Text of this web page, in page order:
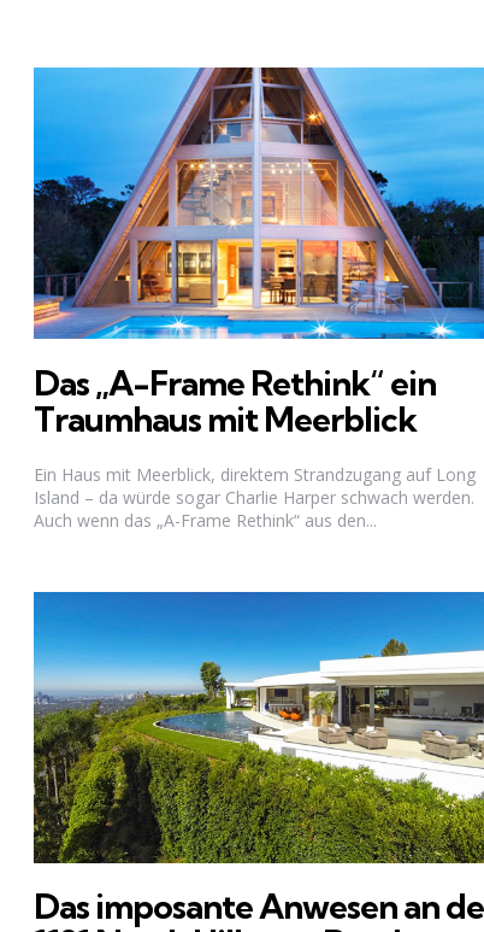
Das „A-Frame Rethink“ ein
Traumhaus mit Meerblick
Ein Haus mit Meerblick, direktem Strandzugang auf Long
Island – da würde sogar Charlie Harper schwach werden.
Auch wenn das „A-Frame Rethink“ aus den...
Das imposante Anwesen an